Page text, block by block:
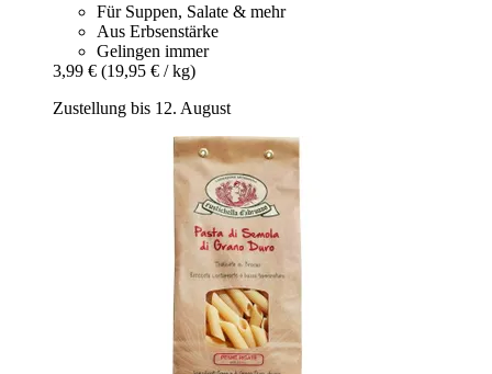
Für Suppen, Salate & mehr
Aus Erbsenstärke
Gelingen immer
3,99 € (19,95 € / kg)
Zustellung bis 12. August